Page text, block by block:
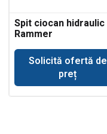
Spit ciocan hidraulic
Rammer
Solicită ofertă de
preț